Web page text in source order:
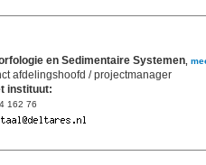
en Sedimentaire Systemen,
afdelingshoofd / projectmanager
instituut:
162 76